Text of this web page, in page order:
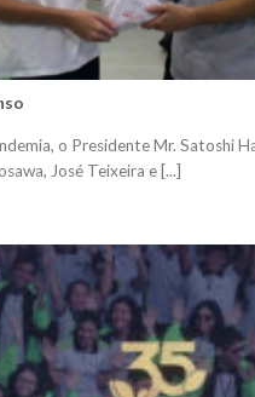
o Presidente Mr. Satoshi
José Teixeira e [...]